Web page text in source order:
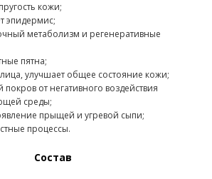
кожи;
эпидермис;
метаболизм и регенеративные
пятна;
улучшает общее состояние кожи;
от негативного воздействия
среды;
прыщей и угревой сыпи;
процессы.
Состав